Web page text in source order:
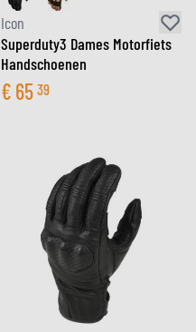
Icon
Superduty3 Dames Motorfiets
Handschoenen
€ 65 39